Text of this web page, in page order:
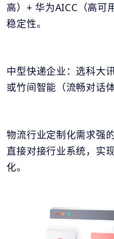
高）+ 华为AICC（高可
稳定性。
中型快递企业：选科大
或竹间智能（流畅对话
物流行业定制化需求强
直接对接行业系统，实
化。